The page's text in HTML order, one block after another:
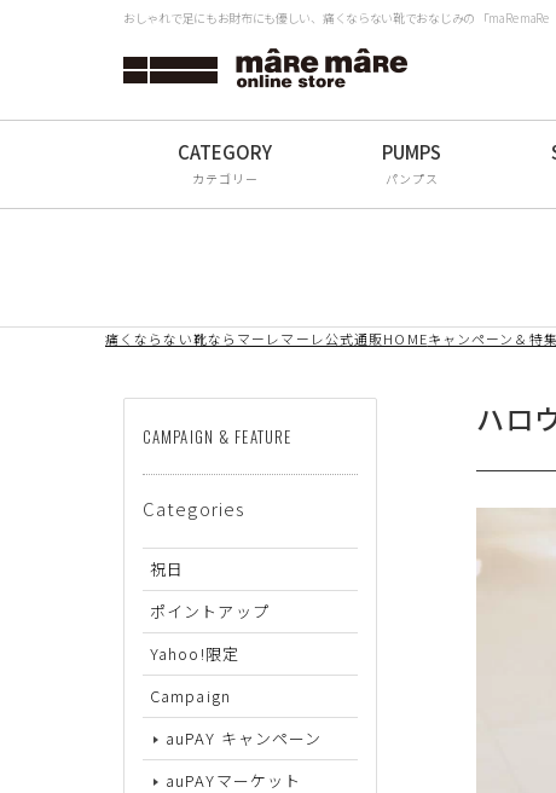
おしゃれで足にもお財布にも優しい、痛くならない靴でおなじみの 「maRe maRe
カテゴリー パンプス
痛くならない靴ならマーレマーレ公式通販HOMEキャンペーン＆特
ハロ
CAMPAIGN & FEATURE
Categories
祝日
ポイントアップ
Yahoo!限定
Campaign
auPAY キャンペーン
auPAYマーケット
タイプから探す
Women
All
mâRe mâRe
mâRe sophis
mâRe aero
サイズから探す
22.5cm
23cm